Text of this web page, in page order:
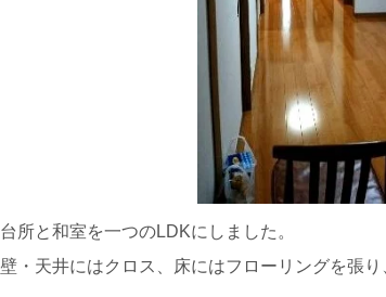
台所と和室を一つのLDKにしました。
壁・天井にはクロス、床にはフローリングを張